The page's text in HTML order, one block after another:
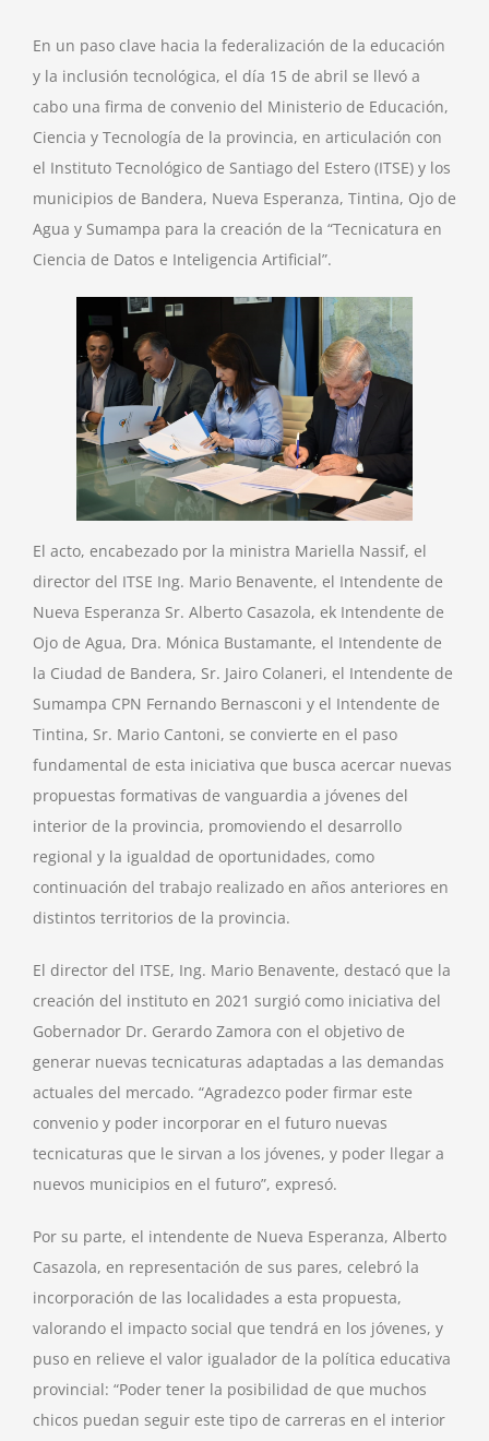
En un paso clave hacia la federalización de la educación
y la inclusión tecnológica, el día 15 de abril se llevó a
cabo una firma de convenio del Ministerio de Educación,
Ciencia y Tecnología de la provincia, en articulación con
el Instituto Tecnológico de Santiago del Estero (ITSE) y los
municipios de Bandera, Nueva Esperanza, Tintina, Ojo de
Agua y Sumampa para la creación de la “Tecnicatura en
Ciencia de Datos e Inteligencia Artificial”.
El acto, encabezado por la ministra Mariella Nassif, el
director del ITSE Ing. Mario Benavente, el Intendente de
Nueva Esperanza Sr. Alberto Casazola, ek Intendente de
Ojo de Agua, Dra. Mónica Bustamante, el Intendente de
la Ciudad de Bandera, Sr. Jairo Colaneri, el Intendente de
Sumampa CPN Fernando Bernasconi y el Intendente de
Tintina, Sr. Mario Cantoni, se convierte en el paso
fundamental de esta iniciativa que busca acercar nuevas
propuestas formativas de vanguardia a jóvenes del
interior de la provincia, promoviendo el desarrollo
regional y la igualdad de oportunidades, como
continuación del trabajo realizado en años anteriores en
distintos territorios de la provincia.
El director del ITSE, Ing. Mario Benavente, destacó que la
creación del instituto en 2021 surgió como iniciativa del
Gobernador Dr. Gerardo Zamora con el objetivo de
generar nuevas tecnicaturas adaptadas a las demandas
actuales del mercado. “Agradezco poder firmar este
convenio y poder incorporar en el futuro nuevas
tecnicaturas que le sirvan a los jóvenes, y poder llegar a
nuevos municipios en el futuro”, expresó.
Por su parte, el intendente de Nueva Esperanza, Alberto
Casazola, en representación de sus pares, celebró la
incorporación de las localidades a esta propuesta,
valorando el impacto social que tendrá en los jóvenes, y
puso en relieve el valor igualador de la política educativa
provincial: “Poder tener la posibilidad de que muchos
chicos puedan seguir este tipo de carreras en el interior